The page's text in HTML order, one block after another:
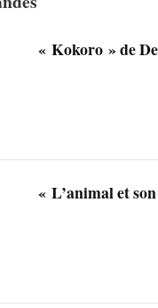
« Kokoro » de
« L’animal et